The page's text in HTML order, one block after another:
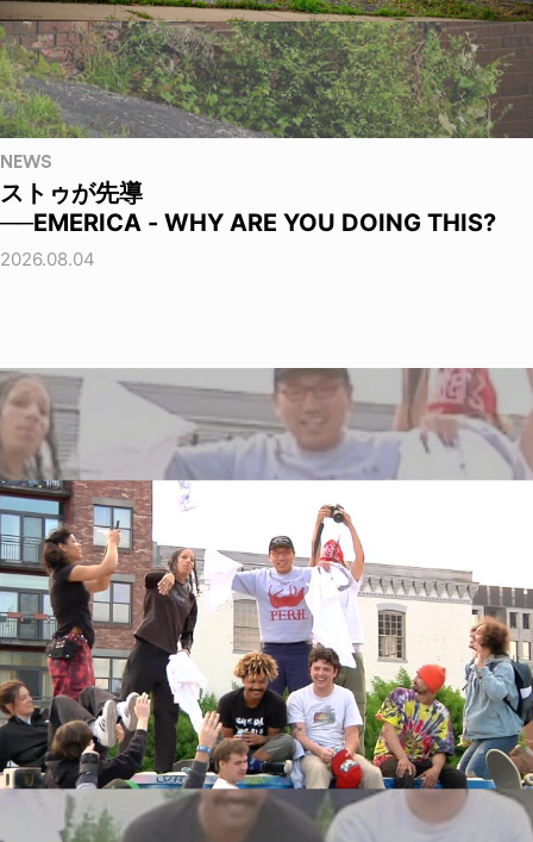
NEWS
ストゥが先導
──EMERICA - WHY ARE YOU DOING THIS?
2026.08.04